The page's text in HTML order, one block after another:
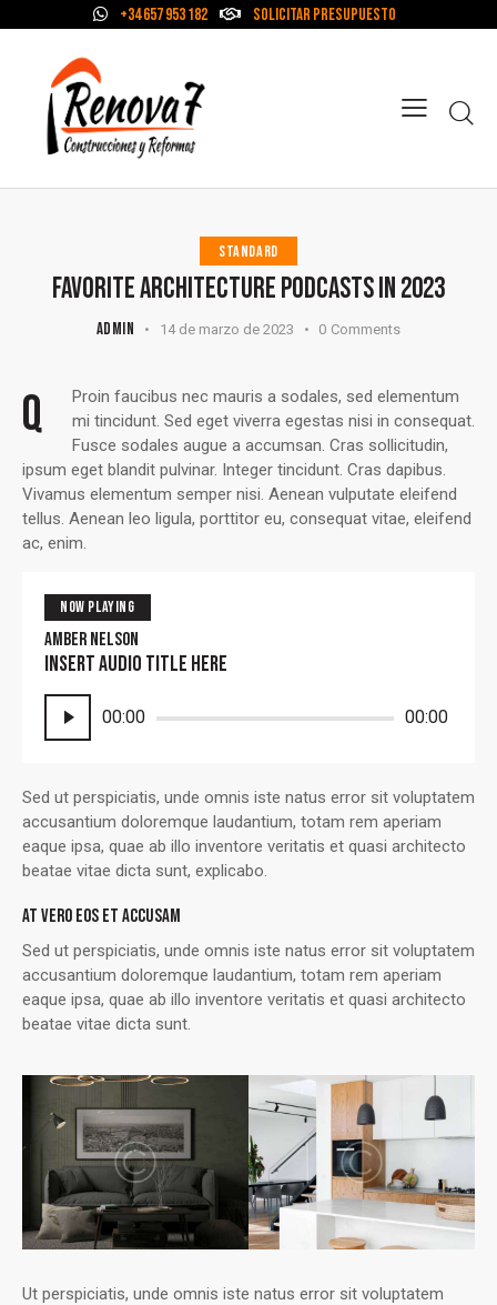
+34 657 953 182 Solicitar Presupuesto
STANDARD
FAVORITE ARCHITECTURE PODCASTS IN 2023
ADMIN 14 de marzo de 2023 0 Comments
Q
Proin faucibus nec mauris a sodales, sed elementum
mi tincidunt. Sed eget viverra egestas nisi in consequat.
Fusce sodales augue a accumsan. Cras sollicitudin,
ipsum eget blandit pulvinar. Integer tincidunt. Cras dapibus.
Vivamus elementum semper nisi. Aenean vulputate eleifend
tellus. Aenean leo ligula, porttitor eu, consequat vitae, eleifend
ac, enim.
NOW PLAYING
AMBER NELSON
Insert Audio Title Here
Reproductor
00:00 00:00
Sed ut perspiciatis, unde omnis iste natus error sit voluptatem
accusantium doloremque laudantium, totam rem aperiam
eaque ipsa, quae ab illo inventore veritatis et quasi architecto
beatae vitae dicta sunt, explicabo.
AT VERO EOS ET ACCUSAM
Sed ut perspiciatis, unde omnis iste natus error sit voluptatem
accusantium doloremque laudantium, totam rem aperiam
eaque ipsa, quae ab illo inventore veritatis et quasi architecto
beatae vitae dicta sunt.
Ut perspiciatis, unde omnis iste natus error sit voluptatem